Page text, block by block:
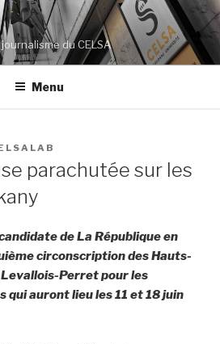
du CELSA
Menu
parachutée sur les
de La République en
circonscription des Hauts-
Perret pour les
qui auront lieu les 11 et 18 juin